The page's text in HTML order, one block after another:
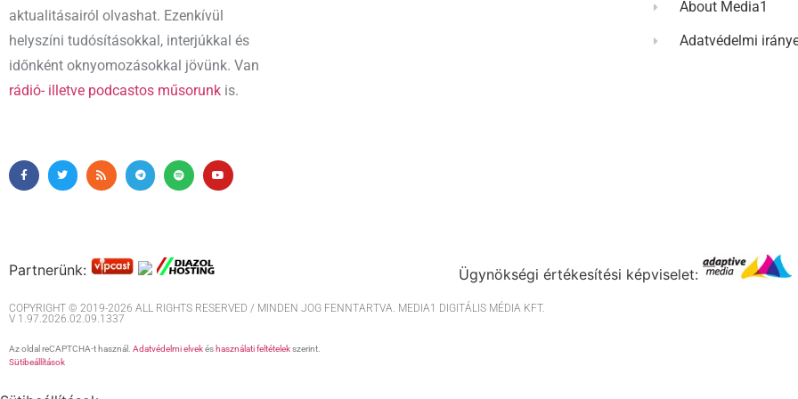
aktualitásairól olvashat. Ezenkívül
helyszíni tudósításokkal, interjúkkal és
időnként oknyomozásokkal jövünk. Van
rádió- illetve podcastos műsorunk is.
About Media1
Adatvédelmi
Partnerünk: Ügynökségi értékesítési képviselet:
COPYRIGHT © 2019-2026 ALL RIGHTS RESERVED / MINDEN JOG FENNTARTVA. MEDIA1 DIGITÁLIS MÉDIA KFT.
V 1.97.2026.02.09.1337
Az oldal reCAPTCHA-t használ. Adatvédelmi elvekés használati feltételekszerint.
Sütibeállítások